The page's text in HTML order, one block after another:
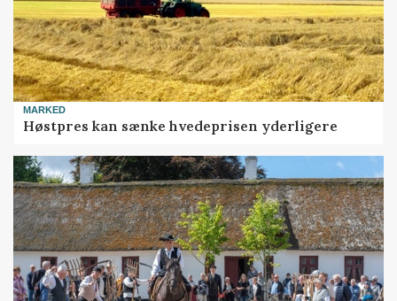
MARKED
Høstpres kan sænke hvedeprisen yderligere